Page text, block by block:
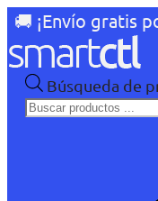
🚚 ¡Envío gratis
Búsqueda de